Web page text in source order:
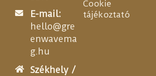
E-mail:
hello@gre
enwavema
g.hu
Székhely /
Cookie
tájékoztató